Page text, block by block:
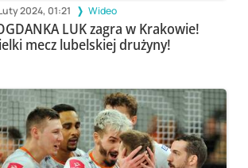
2024, 01:21 Wideo
LUK zagra w Krakowie!
mecz lubelskiej drużyny!